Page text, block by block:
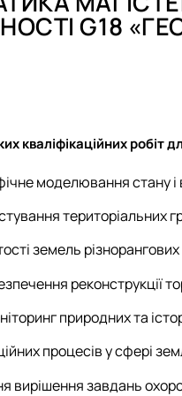
повітря
технічне
«Геодезія»
«Топографо-геодезичні
G18
кваліфікаційних робіт
моделювання стану
територіальних
земель
реконструкції
природних та
процесів у сфері
вирішення завдань